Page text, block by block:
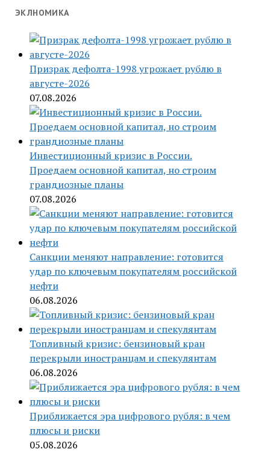
ЭКЛНОМИКА
Призрак дефолта-1998 угрожает рублю в
августе-2026
07.08.2026
Инвестиционный кризис в России.
Проедаем основной капитал, но строим
грандиозные планы
07.08.2026
Санкции меняют направление: готовится
удар по ключевым покупателям российской
нефти
06.08.2026
Топливный кризис: бензиновый кран
перекрыли иностранцам и спекулянтам
06.08.2026
Приближается эра цифрового рубля: в чем
плюсы и риски
05.08.2026